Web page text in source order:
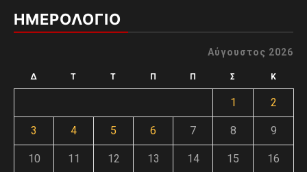
ΗΜΕΡΟΛΟΓΙΟ
Αύγουστος 2026
Δ Τ Τ Π Π Σ Κ
1 2
3 4 5 6 7 8 9
10 11 12 13 14 15 16